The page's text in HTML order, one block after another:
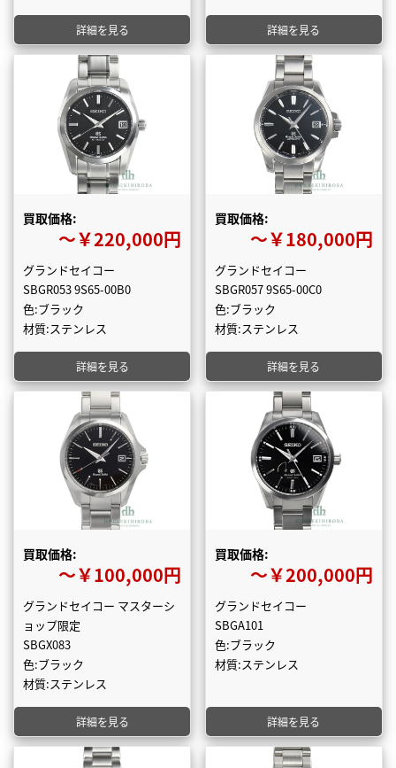
詳細を見る 詳細を見る
買取価格:
〜￥220,000円
グランドセイコー
SBGR053 9S65-00B0
色:ブラック
材質:ステンレス
詳細を見る
買取価格:
〜￥180,000円
グランドセイコー
SBGR057 9S65-00C0
色:ブラック
材質:ステンレス
詳細を見る
買取価格:
〜￥100,000円
グランドセイコー マスターシ
ョップ限定
SBGX083
色:ブラック
材質:ステンレス
詳細を見る
買取価格:
〜￥200,000円
グランドセイコー
SBGA101
色:ブラック
材質:ステンレス
詳細を見る